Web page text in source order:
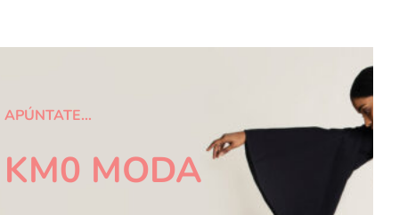
APÚNTATE…
KM0 MODA